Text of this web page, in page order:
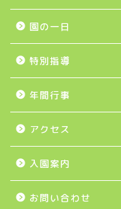
園の一日
特別指導
年間行事
アクセス
入園案内
お問い合わせ